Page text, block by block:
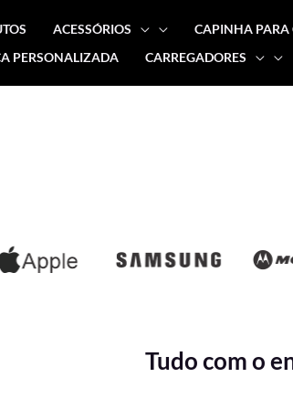
ACESSÓRIOS CAPINHA PARA
PERSONALIZADA
CARREGADORES
Tudo com o